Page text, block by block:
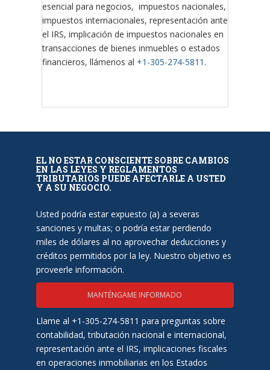
esencial para negocios, impuestos nacionales,
impuestos internacionales, representación ante
el IRS, implicación de impuestos nacionales en
transacciones de bienes inmuebles o estados
financieros, llámenos al +1-305-274-5811.
EL NO ESTAR CONSCIENTE SOBRE CAMBIOS
EN LAS LEYES Y REGLAMENTOS
TRIBUTARIOS PUEDE AFECTARLE A USTED
Y A SU NEGOCIO.
Usted podría estar expuesto (a) a severas
sanciones y multas; o podría estar perdiendo
miles de dólares al no aprovechar deducciones y
créditos permitidos por la ley. Nuestro objetivo es
proveerle información.
MANTÉNGAME INFORMADO
Llame al +1-305-274-5811 para preguntas sobre
contabilidad, tributación nacional e internacional,
representación ante el IRS, implicaciones fiscales
en operaciones inmobiliarias en los Estados